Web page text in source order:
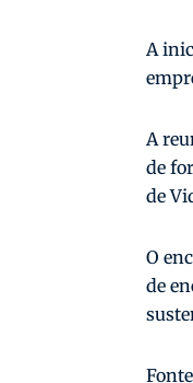
A
A
de
de
O
de